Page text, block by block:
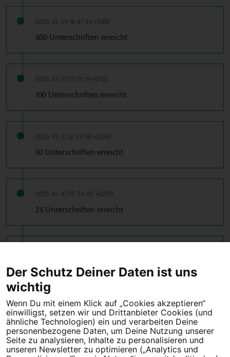
2025-10-29 18:47:45 +0100
500 Unterschriften erreicht
2025-10-29 13:05:11 +0100
100 Unterschriften erreicht
2025-10-21 12:33:08 +0200
50 Unterschriften erreicht
2025-10-10 09:24:00 +0200
25 Unterschriften erreicht
10 Unterschriften erreicht
Tipps für deine Petition
Darum WeAct
Partnerprogramm
Der Schutz Deiner Daten ist uns
wichtig
Wenn Du mit einem Klick auf „Cookies akzeptieren“
einwilligst, setzen wir und Drittanbieter Cookies (und
ähnliche Technologien) ein und verarbeiten Deine
personenbezogene Daten, um Deine Nutzung unserer
Seite zu analysieren, Inhalte zu personalisieren und
unseren Newsletter zu optimieren („Analytics und